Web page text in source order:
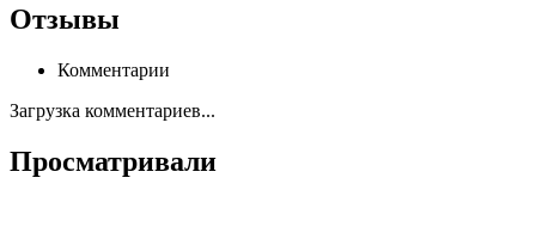
Отзывы
Комментарии
Загрузка комментариев...
Просматривали